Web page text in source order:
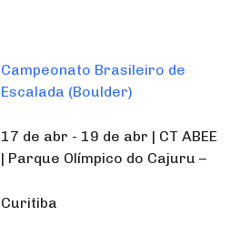
Campeonato Brasileiro de
Escalada (Boulder)
17 de abr - 19 de abr | CT ABEE
| Parque Olímpico do Cajuru –
Curitiba